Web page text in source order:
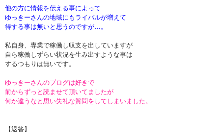
他の方に情報を伝える事によって
ゆっきーさんの地域にもライバルが増えて
得する事は無いと思うのですが…。
私自身、専業で稼働し収支を出していますが
自ら稼働しずらい状況を生み出すような事は
するつもりは無いです。
ゆっきーさんのブログは好きで
前からずっと読ませて頂いてましたが
何か違うなと思い失礼な質問をしてしまいました。
【返答】